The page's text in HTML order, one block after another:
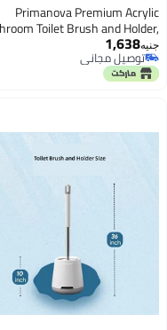
Primanova Premium
Bathroom Toilet Brush and
Used for
مجاني
مجاني